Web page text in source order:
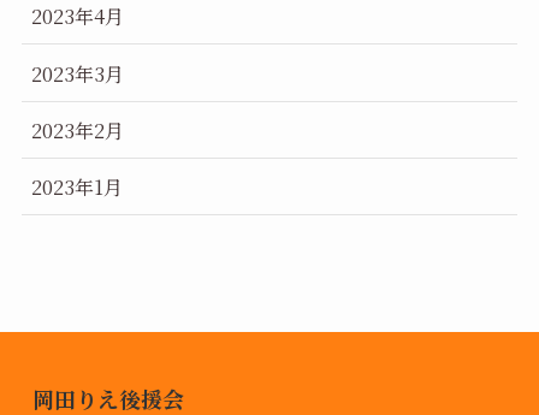
2023年4月
2023年3月
2023年2月
2023年1月
岡田りえ後援会